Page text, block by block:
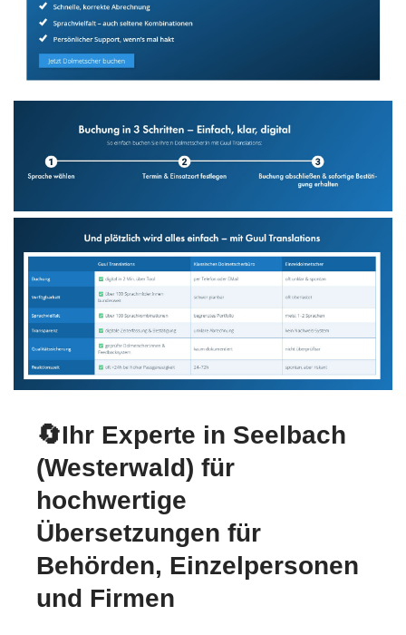
🔄Ihr Experte in Seelbach
(Westerwald) für
hochwertige
Übersetzungen für
Behörden, Einzelpersonen
und Firmen